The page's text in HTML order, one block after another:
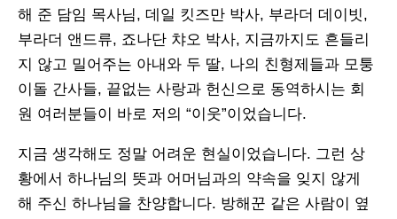
해 준 담임 목사님, 데일 킷즈만 박사, 부라더 데이빗,
부라더 앤드류, 죠나단 챠오 박사, 지금까지도 흔들리
지 않고 밀어주는 아내와 두 딸, 나의 친형제들과 모퉁
이돌 간사들, 끝없는 사랑과 헌신으로 동역하시는 회
원 여러분들이 바로 저의 “이웃”이었습니다.
지금 생각해도 정말 어려운 현실이었습니다. 그런 상
황에서 하나님의 뜻과 어머님과의 약속을 잊지 않게
해 주신 하나님을 찬양합니다. 방해꾼 같은 사람이 옆